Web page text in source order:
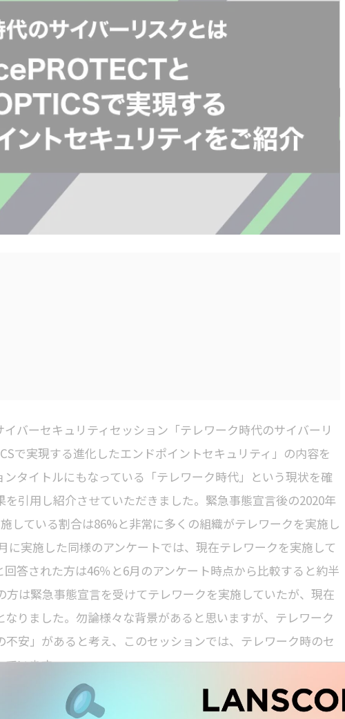
バーセキュリティセッション「テレワーク時代のサイバーリ
で実現する進化したエンドポイントセキュリティ」の内容を
タイトルにもなっている「テレワーク時代」という現状を確
引用し紹介させていただきました。緊急事態宣言後の2020年
している割合は86%と非常に多くの組織がテレワークを実施し
に実施した同様のアンケートでは、現在テレワークを実施して
答された方は46％と6月のアンケート時点から比較すると約半
は緊急事態宣言を受けてテレワークを実施していたが、現在
りました。勿論様々な背景があると思いますが、テレワーク
安」があると考え、このセッションでは、テレワーク時のセ
ています。